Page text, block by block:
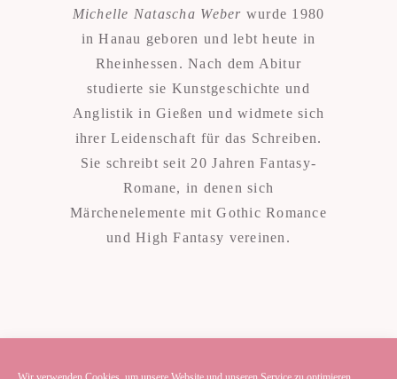
Michelle Natascha Weber wurde 1980
in Hanau geboren und lebt heute in
Rheinhessen. Nach dem Abitur
studierte sie Kunstgeschichte und
Anglistik in Gießen und widmete sich
ihrer Leidenschaft für das Schreiben.
Sie schreibt seit 20 Jahren Fantasy-
Romane, in denen sich
Märchenelemente mit Gothic Romance
und High Fantasy vereinen.